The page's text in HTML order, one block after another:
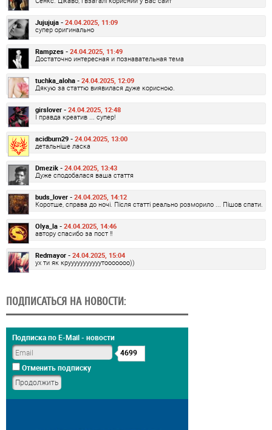
Jujujuja - 24.04.2025, 11:09
супер оригинально
Rampzes - 24.04.2025, 11:49
Достаточно интересная и познавательная тема
tuchka_aloha - 24.04.2025, 12:09
Дякую за статтю виявилася дуже корисною.
girslover - 24.04.2025, 12:48
І правда креатив ... супер!
acidburn29 - 24.04.2025, 13:00
детальніше ласка
Dmezik - 24.04.2025, 13:43
Дуже сподобалася ваша стаття
buds_lover - 24.04.2025, 14:12
Коротше, справа до ночі. Після статті реально розморило ... Пішов спати.
Olya_la - 24.04.2025, 14:46
автору спасибо за пост !!
Redmayor - 24.04.2025, 15:04
ух ти як крууууууууууутооооооо))
ПОДПИСАТЬСЯ НА НОВОСТИ:
Подписка по E-Mail - новости
4699
Отменить подписку